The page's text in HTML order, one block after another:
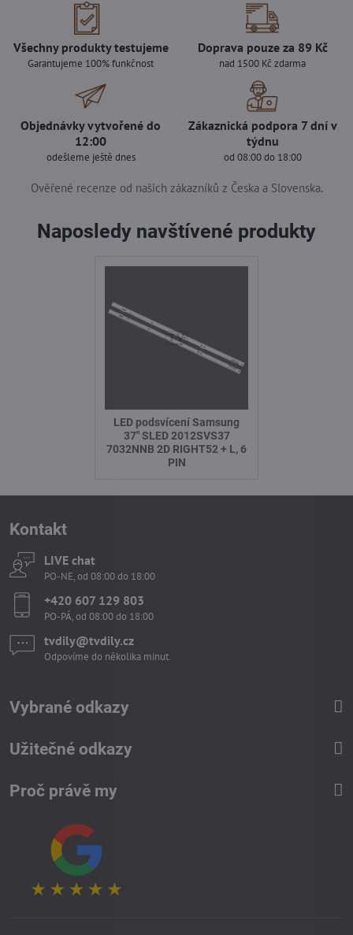
Všechny produkty testujeme
Garantujeme 100% funkčnost
Doprava pouze za 89 Kč
nad 1500 Kč zdarma
Objednávky vytvořené do
12:00
odešleme ještě dnes
Zákaznická podpora 7 dní v
týdnu
od 08:00 do 18:00
Ověřené recenze od našich zákazníků z Česka a Slovenska.
Naposledy navštívené produkty
LED podsvícení Samsung
37" SLED 2012SVS37
7032NNB 2D RIGHT52 + L, 6
PIN
Kontakt
LIVE chat
PO-NE, od 08:00 do 18:00
+420 607 129 803
PO-PÁ, od 08:00 do 18:00
tvdily​@tvdily​.cz
Odpovíme do několika minut.
Vybrané odkazy
Užitečné odkazy
Proč právě my